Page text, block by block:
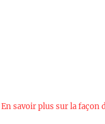
En savoir plus sur la façon